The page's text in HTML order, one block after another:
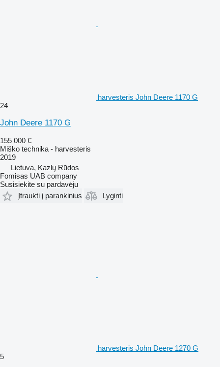
harvesteris John Deere 1170 G
24
John Deere 1170 G
155 000 €
Miško technika - harvesteris
2019
Lietuva, Kazlų Rūdos
Fomisas UAB company
Susisiekite su pardavėju
Įtraukti į parankinius
Lyginti
harvesteris John Deere 1270 G
5